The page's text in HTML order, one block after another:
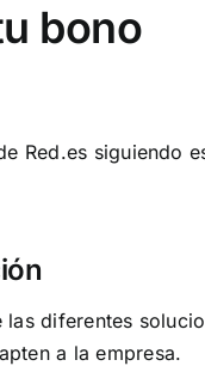
bono
Red.es siguiendo
diferentes
a la empresa.